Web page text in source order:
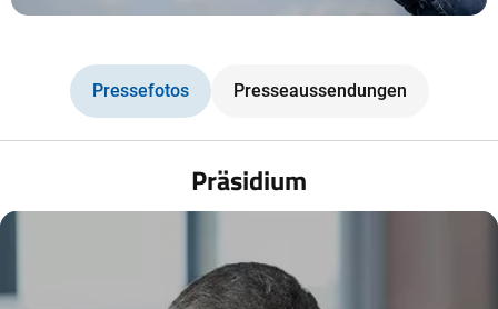
Pressefotos Presseaussendungen
Präsidium